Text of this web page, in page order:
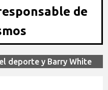
de
deporte y Barry White